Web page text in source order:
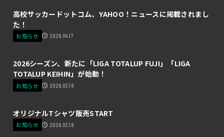
高校サッカードットコム、YAHOO！ニュースに掲載されまし
た！
お知らせ 2026.04.17
2026シーズン、新たに「LIGA TOTALUP FUJI」「LIGA
TOTALUP KEIHIN」が始動！
お知らせ 2026.03.18
オリジナルTシャツ販売START
お知らせ 2026.03.18